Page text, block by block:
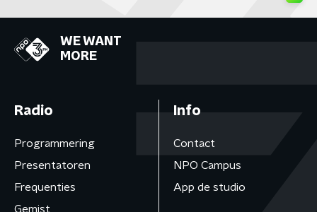
WE WANT
MORE
Radio
Programmering
Presentatoren
Frequenties
Gemist
Info
Contact
NPO Campus
App de studio